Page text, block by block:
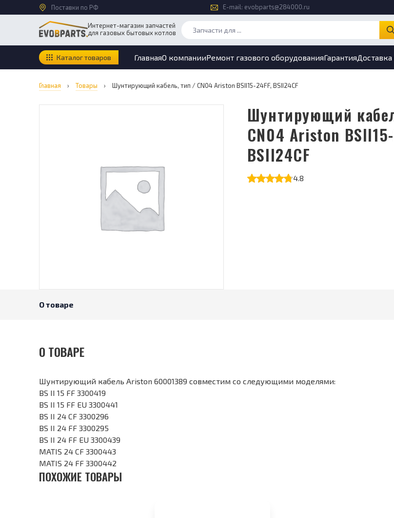
Поставки по РФ E-mail: evobparts@284000.ru
Интернет-магазин запчастей
для газовых бытовых котлов
Каталог товаров ГлавнаяО компанииРемонт газового оборудованияГарантия
Главная › Товары › Шунтирующий кабель, тип / CN04 Ariston BSII15-24FF, BSII24CF
Шунтирующий кабель, тип /
CN04 Ariston
BSII24CF
4.8
О товаре
О ТОВАРЕ
Шунтирующий кабель Ariston 60001389 совместим со следующими моделями:
BS II 15 FF 3300419
BS II 15 FF EU 3300441
BS II 24 CF 3300296
BS II 24 FF 3300295
BS II 24 FF EU 3300439
MATIS 24 CF 3300443
MATIS 24 FF 3300442
ПОХОЖИЕ ТОВАРЫ